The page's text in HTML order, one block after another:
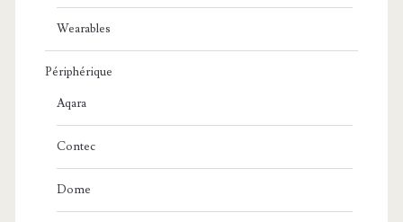
Wearables
Périphérique
Aqara
Contec
Dome